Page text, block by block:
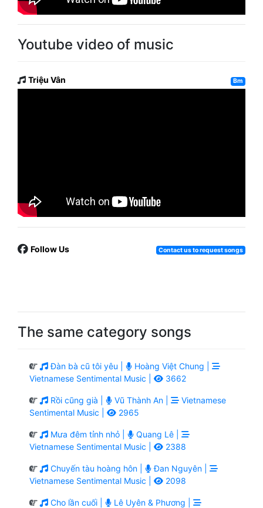
Youtube video of music
Triệu Vân Bm
Follow Us Contact us to request songs
The same category songs
Đàn bà cũ tôi yêu |
Hoàng Việt Chung |
Vietnamese Sentimental Music |
3662
Rồi cũng già | Vũ Thành An |
Vietnamese
Sentimental Music |
2965
Mưa đêm tỉnh nhỏ |
Quang Lê |
Vietnamese Sentimental Music |
2388
Chuyến tàu hoàng hôn |
Đan Nguyên |
Vietnamese Sentimental Music |
2098
Cho lần cuối |
Lê Uyên & Phương |